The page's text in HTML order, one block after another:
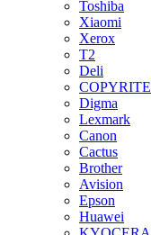
Toshiba
Xiaomi
Xerox
T2
Deli
COPYRITE
Digma
Lexmark
Canon
Cactus
Brother
Avision
Epson
Huawei